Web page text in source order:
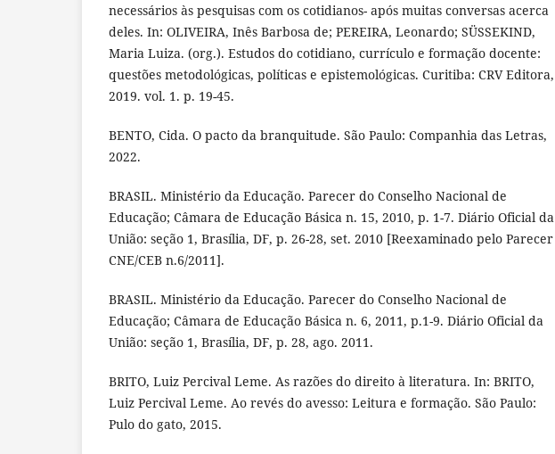
necessários às pesquisas com os cotidianos- após muitas conversas acerca
deles. In: OLIVEIRA, Inês Barbosa de; PEREIRA, Leonardo; SÜSSEKIND,
Maria Luiza. (org.). Estudos do cotidiano, currículo e formação docente:
questões metodológicas, políticas e epistemológicas. Curitiba: CRV Editora,
2019. vol. 1. p. 19-45.
BENTO, Cida. O pacto da branquitude. São Paulo: Companhia das Letras,
2022.
BRASIL. Ministério da Educação. Parecer do Conselho Nacional de
Educação; Câmara de Educação Básica n. 15, 2010, p. 1-7. Diário Oficial da
União: seção 1, Brasília, DF, p. 26-28, set. 2010 [Reexaminado pelo Parecer
CNE/CEB n.6/2011].
BRASIL. Ministério da Educação. Parecer do Conselho Nacional de
Educação; Câmara de Educação Básica n. 6, 2011, p.1-9. Diário Oficial da
União: seção 1, Brasília, DF, p. 28, ago. 2011.
BRITO, Luiz Percival Leme. As razões do direito à literatura. In: BRITO,
Luiz Percival Leme. Ao revés do avesso: Leitura e formação. São Paulo:
Pulo do gato, 2015.